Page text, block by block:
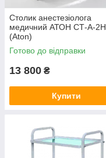
Столик анестезіолога
медичний АТОН СТ-А-2Н,
(Aton)
Готово до відправки
13 800 ₴
Купити